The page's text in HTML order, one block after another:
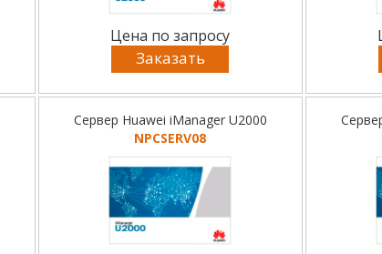
Цена по запросу
Заказать
Сервер Huawei iManager U2000
NPCSERV08